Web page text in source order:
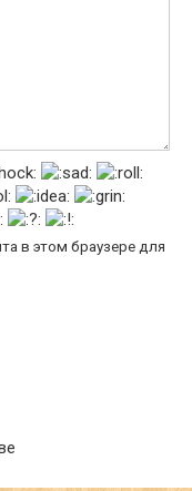
в этом браузере для